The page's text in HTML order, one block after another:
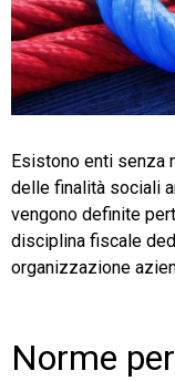
HR
Trust Services
TeamSystem
Esistono enti senza
delle finalità sociali
vengono definite
disciplina fiscale
organizzazione
Norme